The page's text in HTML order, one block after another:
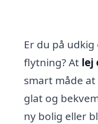
Er du på
flytning? At lej
smart måde
glat og
ny bolig eller